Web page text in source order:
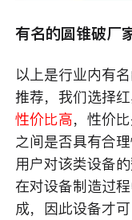
有名的圆锥破
以上是行业内有
推荐，我们选择
性价比高，性价
之间是否具有合
用户对该类设备
在对设备制造过
成，因此设备才